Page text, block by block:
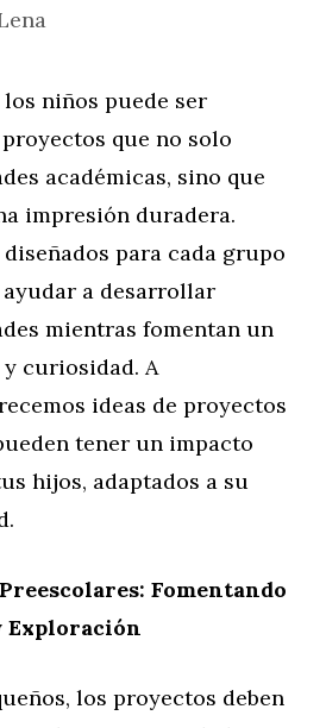
niños puede ser
que no solo
académicas, sino que
impresión duradera.
para cada grupo
ayudar a desarrollar
mientras fomentan un
curiosidad. A
ideas de proyectos
tener un impacto
hijos, adaptados a su
Fomentando
Exploración
los proyectos deben